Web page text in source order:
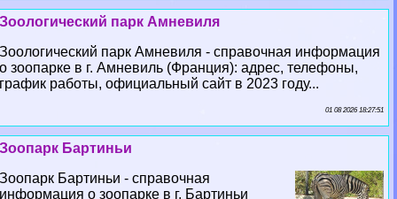
Зоологический парк Амневиля
Зоологический парк Амневиля - справочная информация
о зоопарке в г. Амневиль (Франция): адрес, телефоны,
график работы, официальный сайт в 2023 году...
01 08 2026 18:27:51
Зоопарк Бартиньи
Зоопарк Бартиньи - справочная
информация о зоопарке в г. Бартиньи